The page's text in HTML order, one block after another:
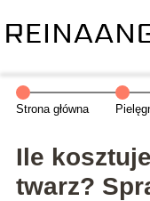
Strona główna
Ile
twarz?